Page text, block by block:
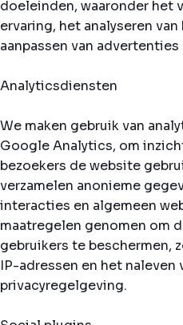
doeleinden, waaronder het
ervaring, het analyseren
aanpassen van
Analyticsdiensten
We maken gebruik van
Google Analytics, om
bezoekers de website
verzamelen anonieme
interacties en algemeen
maatregelen genomen om
gebruikers te beschermen,
IP-adressen en het naleven
privacyregelgeving.